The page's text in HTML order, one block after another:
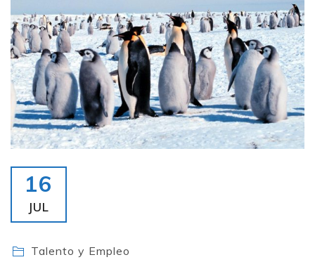
16
JUL
Talento y Empleo